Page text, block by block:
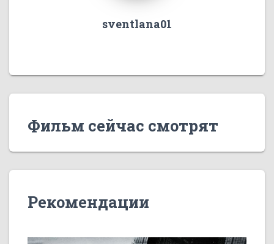
sventlana01
Фильм сейчас смотрят
Рекомендации